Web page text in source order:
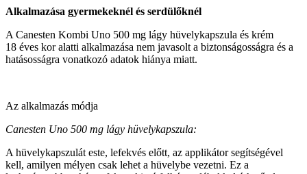
Alkalmazása gyermekeknél és serdülőknél
A Canesten Kombi Uno 500 mg lágy hüvelykapszula és krém
18 éves kor alatti alkalmazása nem javasolt a biztonságosságra és a
hatásosságra vonatkozó adatok hiánya miatt.
Az alkalmazás módja
Canesten Uno 500 mg lágy hüvelykapszula:
A hüvelykapszulát este, lefekvés előtt, az applikátor segítségével
kell, amilyen mélyen csak lehet a hüvelybe vezetni. Ez a